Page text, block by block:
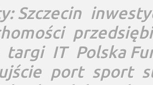
Szczecin
targi IT Polska
port sport